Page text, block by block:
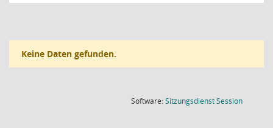
Keine Daten gefunden.
Software:SitzungsdienstSession(Wird in